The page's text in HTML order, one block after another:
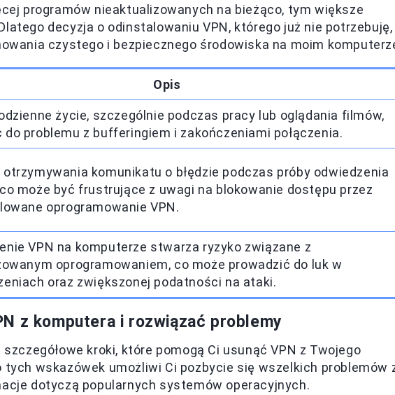
programów nieaktualizowanych na bieżąco, tym większe
decyzja o odinstalowaniu VPN, którego już nie potrzebuję,
czystego i bezpiecznego środowiska na moim
Opis
życie, szczególnie podczas pracy lub oglądania filmów,
do problemu z bufferingiem i zakończeniami połączenia.
komunikatu o błędzie podczas próby odwiedzenia
może być frustrujące z uwagi na blokowanie dostępu przez
oprogramowanie VPN.
VPN na komputerze stwarza ryzyko związane z
oprogramowaniem, co może prowadzić do luk w
oraz zwiększonej podatności na ataki.
z komputera i rozwiązać problemy
kroki, które pomogą Ci usunąć VPN z Twojego
wskazówek umożliwi Ci pozbycie się wszelkich problemów
dotyczą popularnych systemów operacyjnych.